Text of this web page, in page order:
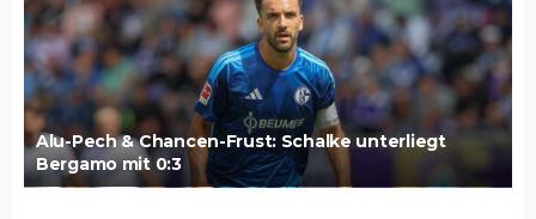
Alu-Pech & Chancen-Frust: Schalke unterliegt
Bergamo mit 0:3